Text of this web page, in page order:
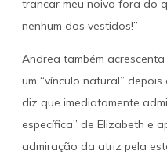
trancar meu noivo fora do
nenhum dos vestidos!”
Andrea também
um “vínculo natural”
diz que imediatamente
específica” de Elizabeth e
admiração da atriz pela